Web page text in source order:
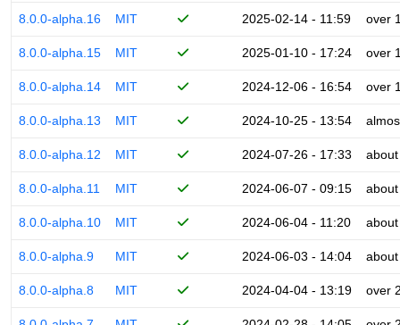
8.0.0-alpha.16 MIT 2025-02-14 - 11:59 over
8.0.0-alpha.15 MIT 2025-01-10 - 17:24 over
8.0.0-alpha.14 MIT 2024-12-06 - 16:54 over
8.0.0-alpha.13 MIT 2024-10-25 - 13:54
8.0.0-alpha.12 MIT 2024-07-26 - 17:33
8.0.0-alpha.11 MIT 2024-06-07 - 09:15
8.0.0-alpha.10 MIT 2024-06-04 - 11:20
8.0.0-alpha.9 MIT 2024-06-03 - 14:04
8.0.0-alpha.8 MIT 2024-04-04 - 13:19 over